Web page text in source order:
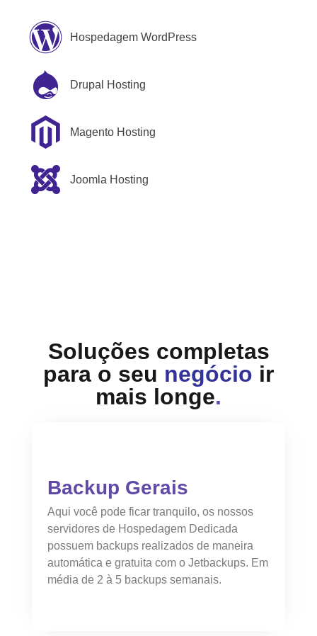
Hospedagem WordPress
Drupal Hosting
Magento Hosting
Joomla Hosting
Soluções completas
para o seu negócio ir
mais longe.
Backup Gerais
Aqui você pode ficar tranquilo, os nossos
servidores de Hospedagem Dedicada
possuem backups realizados de maneira
automática e gratuita com o Jetbackups. Em
média de 2 à 5 backups semanais.